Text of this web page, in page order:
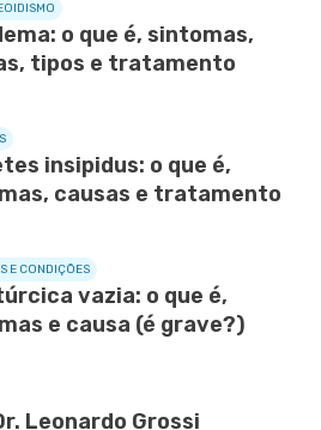
o que é, sintomas,
tipos e tratamento
insipidus: o que é,
causas e tratamento
E CONDIÇÕES
vazia: o que é,
e causa (é grave?)
Leonardo Grossi